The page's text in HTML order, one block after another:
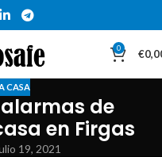
0 €
CASA
de
en Firgas
19, 2021